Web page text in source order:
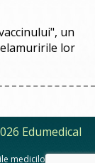
un
lor
Edumedical
medicilor, sfaturile si